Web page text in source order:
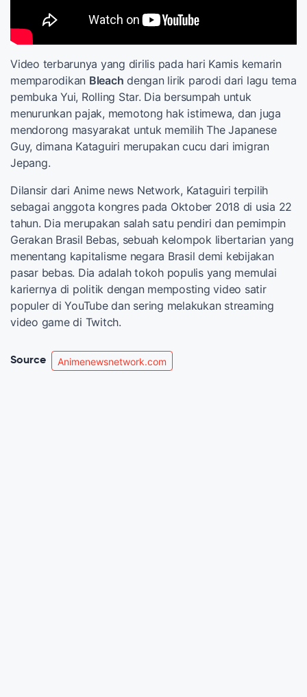
Video terbarunya yang dirilis pada hari Kamis kemarin
memparodikan Bleach dengan lirik parodi dari lagu tema
pembuka Yui, Rolling Star. Dia bersumpah untuk
menurunkan pajak, memotong hak istimewa, dan juga
mendorong masyarakat untuk memilih The Japanese
Guy, dimana Kataguiri merupakan cucu dari imigran
Jepang.
Dilansir dari Anime news Network, Kataguiri terpilih
sebagai anggota kongres pada Oktober 2018 di usia 22
tahun. Dia merupakan salah satu pendiri dan pemimpin
Gerakan Brasil Bebas, sebuah kelompok libertarian yang
menentang kapitalisme negara Brasil demi kebijakan
pasar bebas. Dia adalah tokoh populis yang memulai
kariernya di politik dengan memposting video satir
populer di YouTube dan sering melakukan streaming
video game di Twitch.
Source Animenewsnetwork.com